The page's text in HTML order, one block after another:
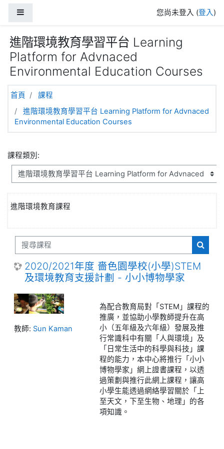
您尚未登入 (登入)
進階環境教育學習平台 Learning
Platform for Advnaced
Environmental Education Courses
首頁
課程
進階環境教育學習平台 Learning Platform for Advnaced
Environmental Education Courses
課程類別:
進階環境教育課程
搜尋課程
搜尋課
2020/2021年度 嗇色園學校(小學)STEM
及環境教育支援計劃 - 小小博物學家
為配合教育局對「 STEM 」課程的
推廣，並協助小學教師提升在高
小（五年級及六年級）發展及推
行常識科中有關「人與環境」及
「日常生活中的科學與科技」課
程的能力，本中心將推行「小小
博物學家」網上證書課程，以透
過策劃與推行此網上課程，讓高
小學生能透過網絡學習關於「上
至天文，下至生物、地理」的各
項知識。
教師: Sun Kaman